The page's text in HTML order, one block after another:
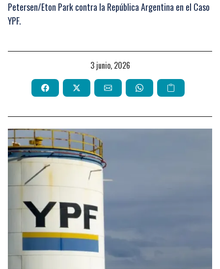
Petersen/Eton Park contra la República Argentina en el Caso
YPF.
3 junio, 2026